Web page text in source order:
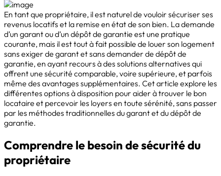
En tant que propriétaire, il est naturel de vouloir sécuriser ses
revenus locatifs et la remise en état de son bien. La demande
d’un garant ou d’un dépôt de garantie est une pratique
courante, mais il est tout à fait possible de louer son logement
sans exiger de garant et sans demander de dépôt de
garantie, en ayant recours à des solutions alternatives qui
offrent une sécurité comparable, voire supérieure, et parfois
même des avantages supplémentaires. Cet article explore les
différentes options à disposition pour aider à trouver le bon
locataire et percevoir les loyers en toute sérénité, sans passer
par les méthodes traditionnelles du garant et du dépôt de
garantie.
Comprendre le besoin de sécurité du
propriétaire